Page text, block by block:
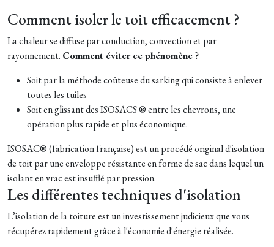
Comment isoler le toit efficacement ?
La chaleur se diffuse par conduction, convection et par
rayonnement. Comment éviter ce phénomène ?
Soit par la méthode coûteuse du sarking qui consiste à enlever
toutes les tuiles
Soit en glissant des ISOSACS ® entre les chevrons, une
opération plus rapide et plus économique.
ISOSAC® (fabrication française) est un procédé original d'isolation
de toit par une enveloppe résistante en forme de sac dans lequel un
isolant en vrac est insufflé par pression.
Les différentes techniques d'isolation
L’isolation de la toiture est un investissement judicieux que vous
récupérez rapidement grâce à l'économie d'énergie réalisée.